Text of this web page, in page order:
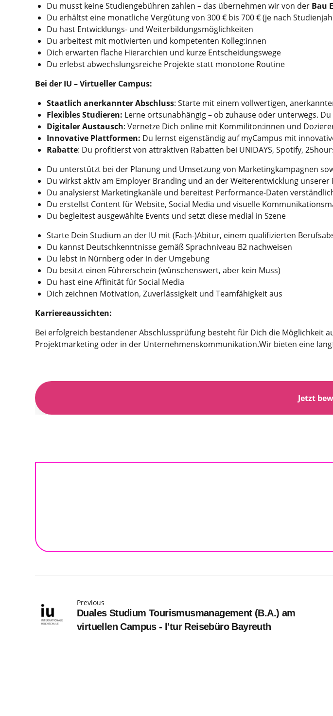
Du musst keine Studiengebühren zahlen – das übernehmen wir von der Bau
Du erhältst eine monatliche Vergütung von 300 € bis 700 € (je nach
Du hast Entwicklungs- und Weiterbildungsmöglichkeiten
Du arbeitest mit motivierten und kompetenten Kolleg:innen
Dich erwarten flache Hierarchien und kurze Entscheidungswege
Du erlebst abwechslungsreiche Projekte statt monotone Routine
Bei der IU – Virtueller Campus:
Staatlich anerkannter Abschluss: Starte mit einem vollwertigen,
Flexibles Studieren: Lerne ortsunabhängig – ob zuhause oder unterwegs.
Digitaler Austausch: Vernetze Dich online mit Kommiliton:innen und
Innovative Plattformen: Du lernst eigenständig auf myCampus mit
Rabatte: Du profitierst von attraktiven Rabatten bei UNiDAYS, Spotify,
Du unterstützt bei der Planung und Umsetzung von Marketingkampagnen
Du wirkst aktiv am Employer Branding und an der Weiterentwicklung
Du analysierst Marketingkanäle und bereitest Performance-Daten
Du erstellst Content für Website, Social Media und visuelle
Du begleitest ausgewählte Events und setzt diese medial in Szene
Starte Dein Studium an der IU mit (Fach-)Abitur, einem qualifizierten
Du kannst Deutschkenntnisse gemäß Sprachniveau B2 nachweisen
Du lebst in Nürnberg oder in der Umgebung
Du besitzt einen Führerschein (wünschenswert, aber kein Muss)
Du hast eine Affinität für Social Media
Dich zeichnen Motivation, Zuverlässigkeit und Teamfähigkeit aus
Karriereaussichten:
Bei erfolgreich bestandener Abschlussprüfung besteht für Dich die Möglichkeit
Projektmarketing oder in der Unternehmenskommunikation.Wir bieten eine
Previous
Duales Studium Tourismusmanagement (B.A.) am
virtuellen Campus - l'tur Reisebüro Bayreuth